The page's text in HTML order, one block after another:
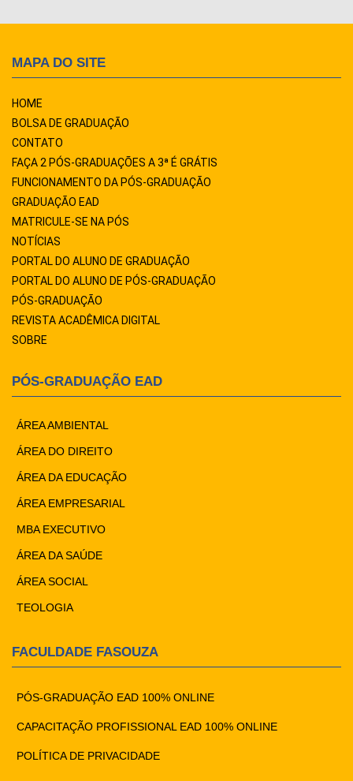
MAPA DO SITE
HOME
BOLSA DE GRADUAÇÃO
CONTATO
FAÇA 2 PÓS-GRADUAÇÕES A 3ª É GRÁTIS
FUNCIONAMENTO DA PÓS-GRADUAÇÃO
GRADUAÇÃO EAD
MATRICULE-SE NA PÓS
NOTÍCIAS
PORTAL DO ALUNO DE GRADUAÇÃO
PORTAL DO ALUNO DE PÓS-GRADUAÇÃO
PÓS-GRADUAÇÃO
REVISTA ACADÊMICA DIGITAL
SOBRE
PÓS-GRADUAÇÃO EAD
ÁREA AMBIENTAL
ÁREA DO DIREITO
ÁREA DA EDUCAÇÃO
ÁREA EMPRESARIAL
MBA EXECUTIVO
ÁREA DA SAÚDE
ÁREA SOCIAL
TEOLOGIA
FACULDADE FASOUZA
PÓS-GRADUAÇÃO EAD 100% ONLINE
CAPACITAÇÃO PROFISSIONAL EAD 100% ONLINE
POLÍTICA DE PRIVACIDADE